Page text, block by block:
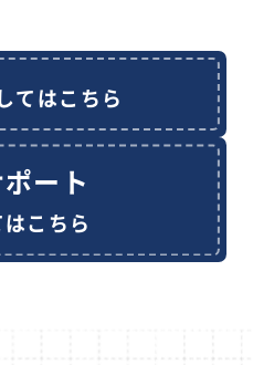
てはこちら
ート
こちら